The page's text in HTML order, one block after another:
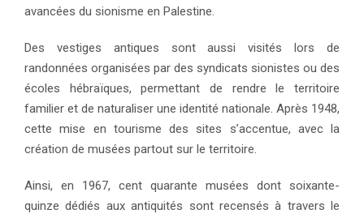
avancées du sionisme en Palestine.
Des vestiges antiques sont aussi visités lors de
randonnées organisées par des syndicats sionistes ou des
écoles hébraïques, permettant de rendre le territoire
familier et de naturaliser une identité nationale. Après 1948,
cette mise en tourisme des sites s’accentue, avec la
création de musées partout sur le territoire.
Ainsi, en 1967, cent quarante musées dont soixante-
quinze dédiés aux antiquités sont recensés à travers le